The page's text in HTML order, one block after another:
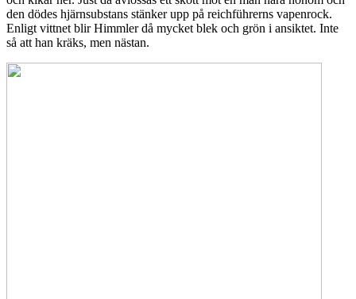
den dödes hjärnsubstans stänker upp på reichführerns vapenrock.
Enligt vittnet blir Himmler då mycket blek och grön i ansiktet. Inte
så att han kräks, men nästan.